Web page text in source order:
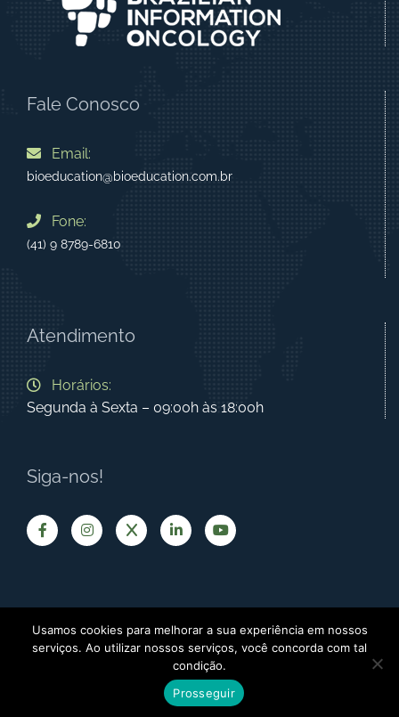
Fale Conosco
Email:
bioeducation@bioeducation.com.br
Fone:
(41) 9 8789-6810
Atendimento
Horários:
Segunda à Sexta – 09:00h às 18:00h
Siga-nos!
Termos de Uso| Política de Privacidade
BIO - Brazilian Information Oncology
reservados | Desenvolvido por:
Usamos cookies para melhorar a sua experiência em nossos
serviços. Ao utilizar nossos serviços, você concorda com tal
condição.
Prosseguir